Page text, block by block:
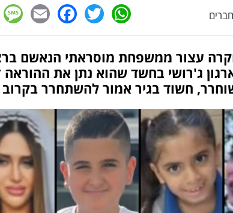
WhatsApp
Twitter
עצור ממשפחת מוסראתי הנאשם
ג'רושי בחשד שהוא נתן את
חשוד בגיר אמור להשתחרר בקרוב